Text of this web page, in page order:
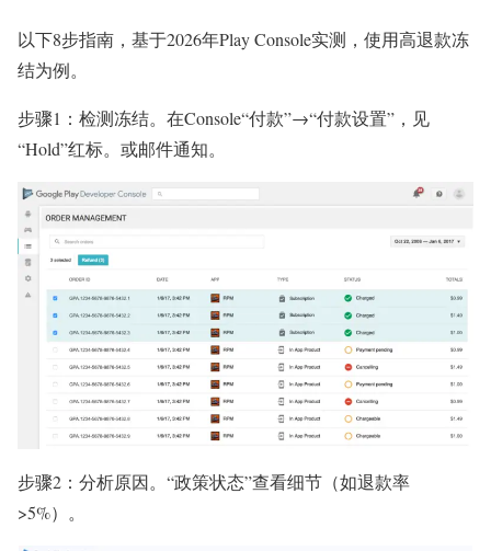
以下8步指南，基于2026年Play Console实测，使用高退款冻
结为例。
步骤1：检测冻结。在Console“付款”→“付款设置”，见
“Hold”红标。或邮件通知。
步骤2：分析原因。“政策状态”查看细节（如退款率
>5%）。